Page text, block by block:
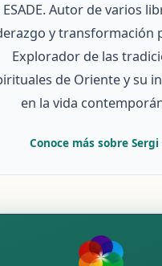
ESADE. Autor de varios
y transformación
Explorador de las
de Oriente y su
en la vida
Conoce más sobre